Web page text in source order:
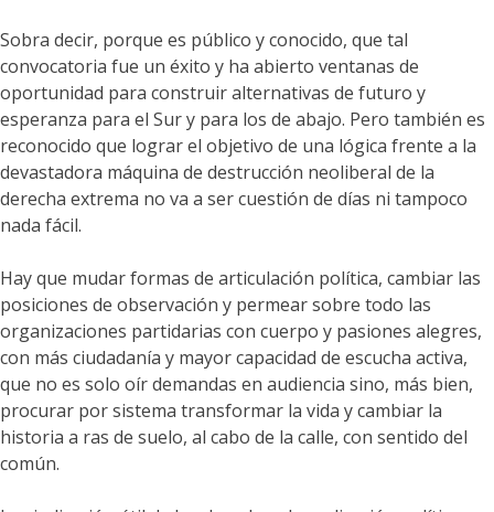
Sobra decir, porque es público y conocido, que tal
convocatoria fue un éxito y ha abierto ventanas de
oportunidad para construir alternativas de futuro y
esperanza para el Sur y para los de abajo. Pero también es
reconocido que lograr el objetivo de una lógica frente a la
devastadora máquina de destrucción neoliberal de la
derecha extrema no va a ser cuestión de días ni tampoco
nada fácil.
Hay que mudar formas de articulación política, cambiar las
posiciones de observación y permear sobre todo las
organizaciones partidarias con cuerpo y pasiones alegres,
con más ciudadanía y mayor capacidad de escucha activa,
que no es solo oír demandas en audiencia sino, más bien,
procurar por sistema transformar la vida y cambiar la
historia a ras de suelo, al cabo de la calle, con sentido del
común.